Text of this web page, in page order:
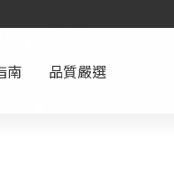
南 品質嚴選